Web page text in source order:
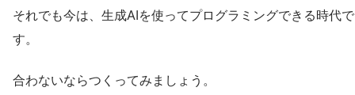
それでも今は、生成AIを使ってプログラミングできる時代で
す。
合わないならつくってみましょう。